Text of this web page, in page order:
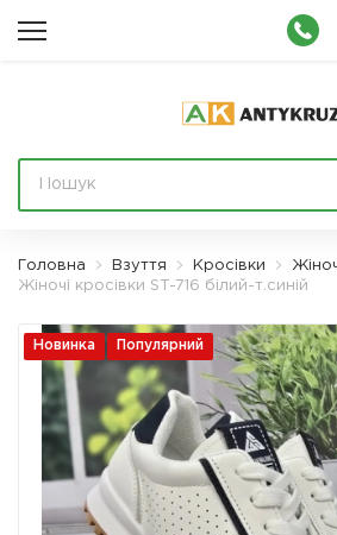
Головна Взуття Кросівки
Жіночі кросівки ST-716 білий-т.синій
Новинка Популярний